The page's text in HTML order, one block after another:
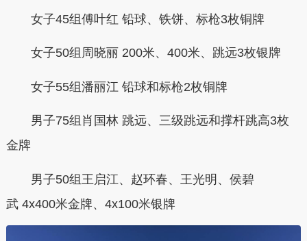
女子45组傅叶红 铅球、铁饼、标枪3枚铜牌
女子50组周晓丽 200米、400米、跳远3枚银牌
女子55组潘丽江 铅球和标枪2枚铜牌
男子75组肖国林 跳远、三级跳远和撑杆跳高3枚
金牌
男子50组王启江、赵环春、王光明、侯碧
武 4x400米金牌、4x100米银牌